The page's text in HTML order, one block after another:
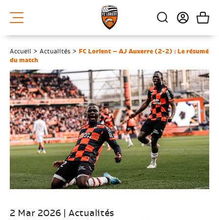
Accueil > Actualités >
FC Lorient – AJ Auxerre (2-2) : Le résumé
du match
2 Mar 2026 | Actualités